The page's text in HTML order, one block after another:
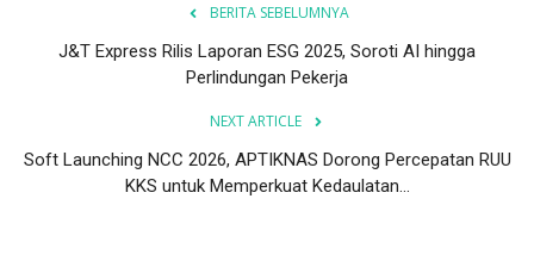
BERITA SEBELUMNYA
J&T Express Rilis Laporan ESG 2025, Soroti AI hingga
Perlindungan Pekerja
NEXT ARTICLE
Soft Launching NCC 2026, APTIKNAS Dorong Percepatan RUU
KKS untuk Memperkuat Kedaulatan...